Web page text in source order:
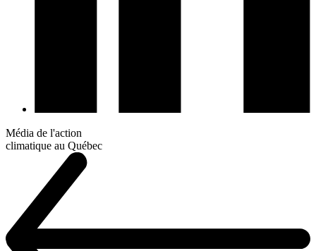
Média de l'action
climatique au Québec